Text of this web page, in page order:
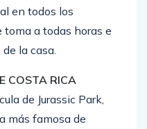
en todos los
toma a todas horas e
la casa.
COSTA RICA
de Jurassic Park,
más famosa de